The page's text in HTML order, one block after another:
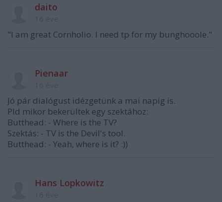
daito
"I am great Cornholio. I need tp for my bunghooole."
Pienaar
Jó pár dialógust idézgetünk a mai napig is.
Pld mikor bekerültek egy szektához:
Butthead: - Where is the TV?
Szektás: - TV is the Devil's tool.
Butthead: - Yeah, where is it? :))
Hans Lopkowitz